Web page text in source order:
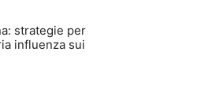
strategie per
influenza sui